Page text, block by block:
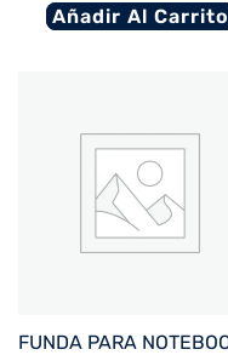
Añadir Al Carrito